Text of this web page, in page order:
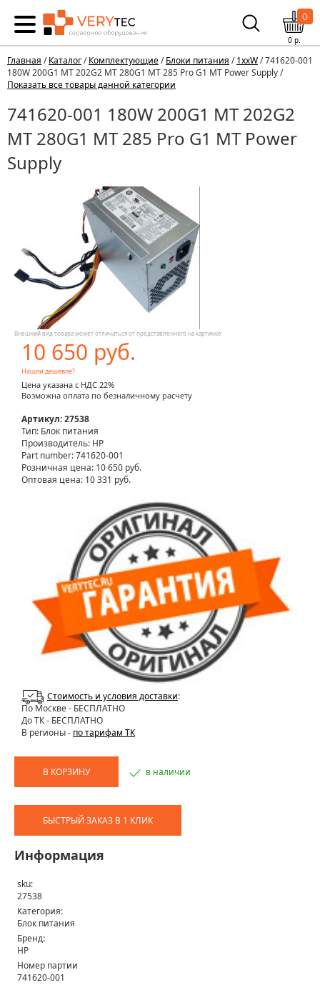
0
0р.
Главная /Каталог/Комплектующие/Блоки питания /1xxW/ 741620-001
180W 200G1 MT 202G2 MT 280G1 MT 285 Pro G1 MT Power Supply /
Показать все товары данной категории
741620-001 180W 200G1 MT 202G2
MT 280G1 MT 285 Pro G1 MT Power
Supply
Внешний вид товара может отличаться от представленного на картинке
10 650 руб.
Нашли дешевле?
Цена указана с НДС 22%
Возможна оплата по безналичному расчету
Артикул: 27538
Тип: Блок питания
Производитель: HP
Part number: 741620-001
Розничная цена: 10 650 руб.
Оптовая цена: 10 331 руб.
Стоимость и условия доставки:
По Москве- БЕСПЛАТНО
До ТК - БЕСПЛАТНО
В регионы - по тарифам ТК
В КОРЗИНУ в наличии
БЫСТРЫЙ ЗАКАЗ В 1 КЛИК
Информация
sku:
27538
Категория:
Блок питания
Бренд:
HP
Номер партии
741620-001